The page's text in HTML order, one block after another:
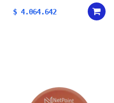
$ 4.064.642